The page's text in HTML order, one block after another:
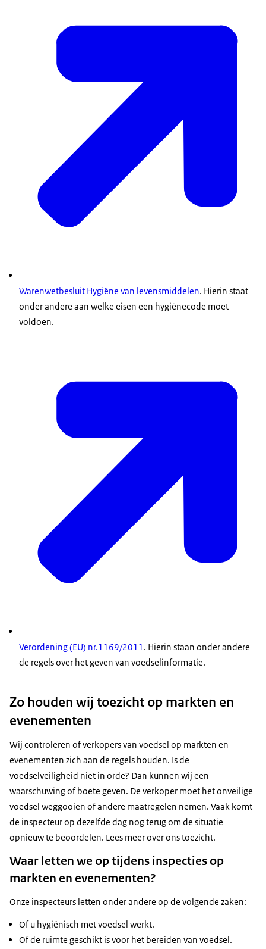
Warenwetbesluit Hygiëne van levensmiddelen. Hierin staat
onder andere aan welke eisen een hygiënecode moet
voldoen.
Verordening (EU) nr.1169/2011 . Hierin staan onder andere
de regels over het geven van voedselinformatie.
Zo houden wij toezicht op markten en
evenementen
Wij controleren of verkopers van voedsel op markten en
evenementen zich aan de regels houden. Is de
voedselveiligheid niet in orde? Dan kunnen wij een
waarschuwing of boete geven. De verkoper moet het onveilige
voedsel weggooien of andere maatregelen nemen. Vaak komt
de inspecteur op dezelfde dag nog terug om de situatie
opnieuw te beoordelen. Lees meer over ons toezicht.
Waar letten we op tijdens inspecties op
markten en evenementen?
Onze inspecteurs letten onder andere op de volgende zaken:
Of u hygiënisch met voedsel werkt.
Of de ruimte geschikt is voor het bereiden van voedsel.